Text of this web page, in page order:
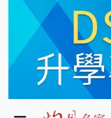
政局